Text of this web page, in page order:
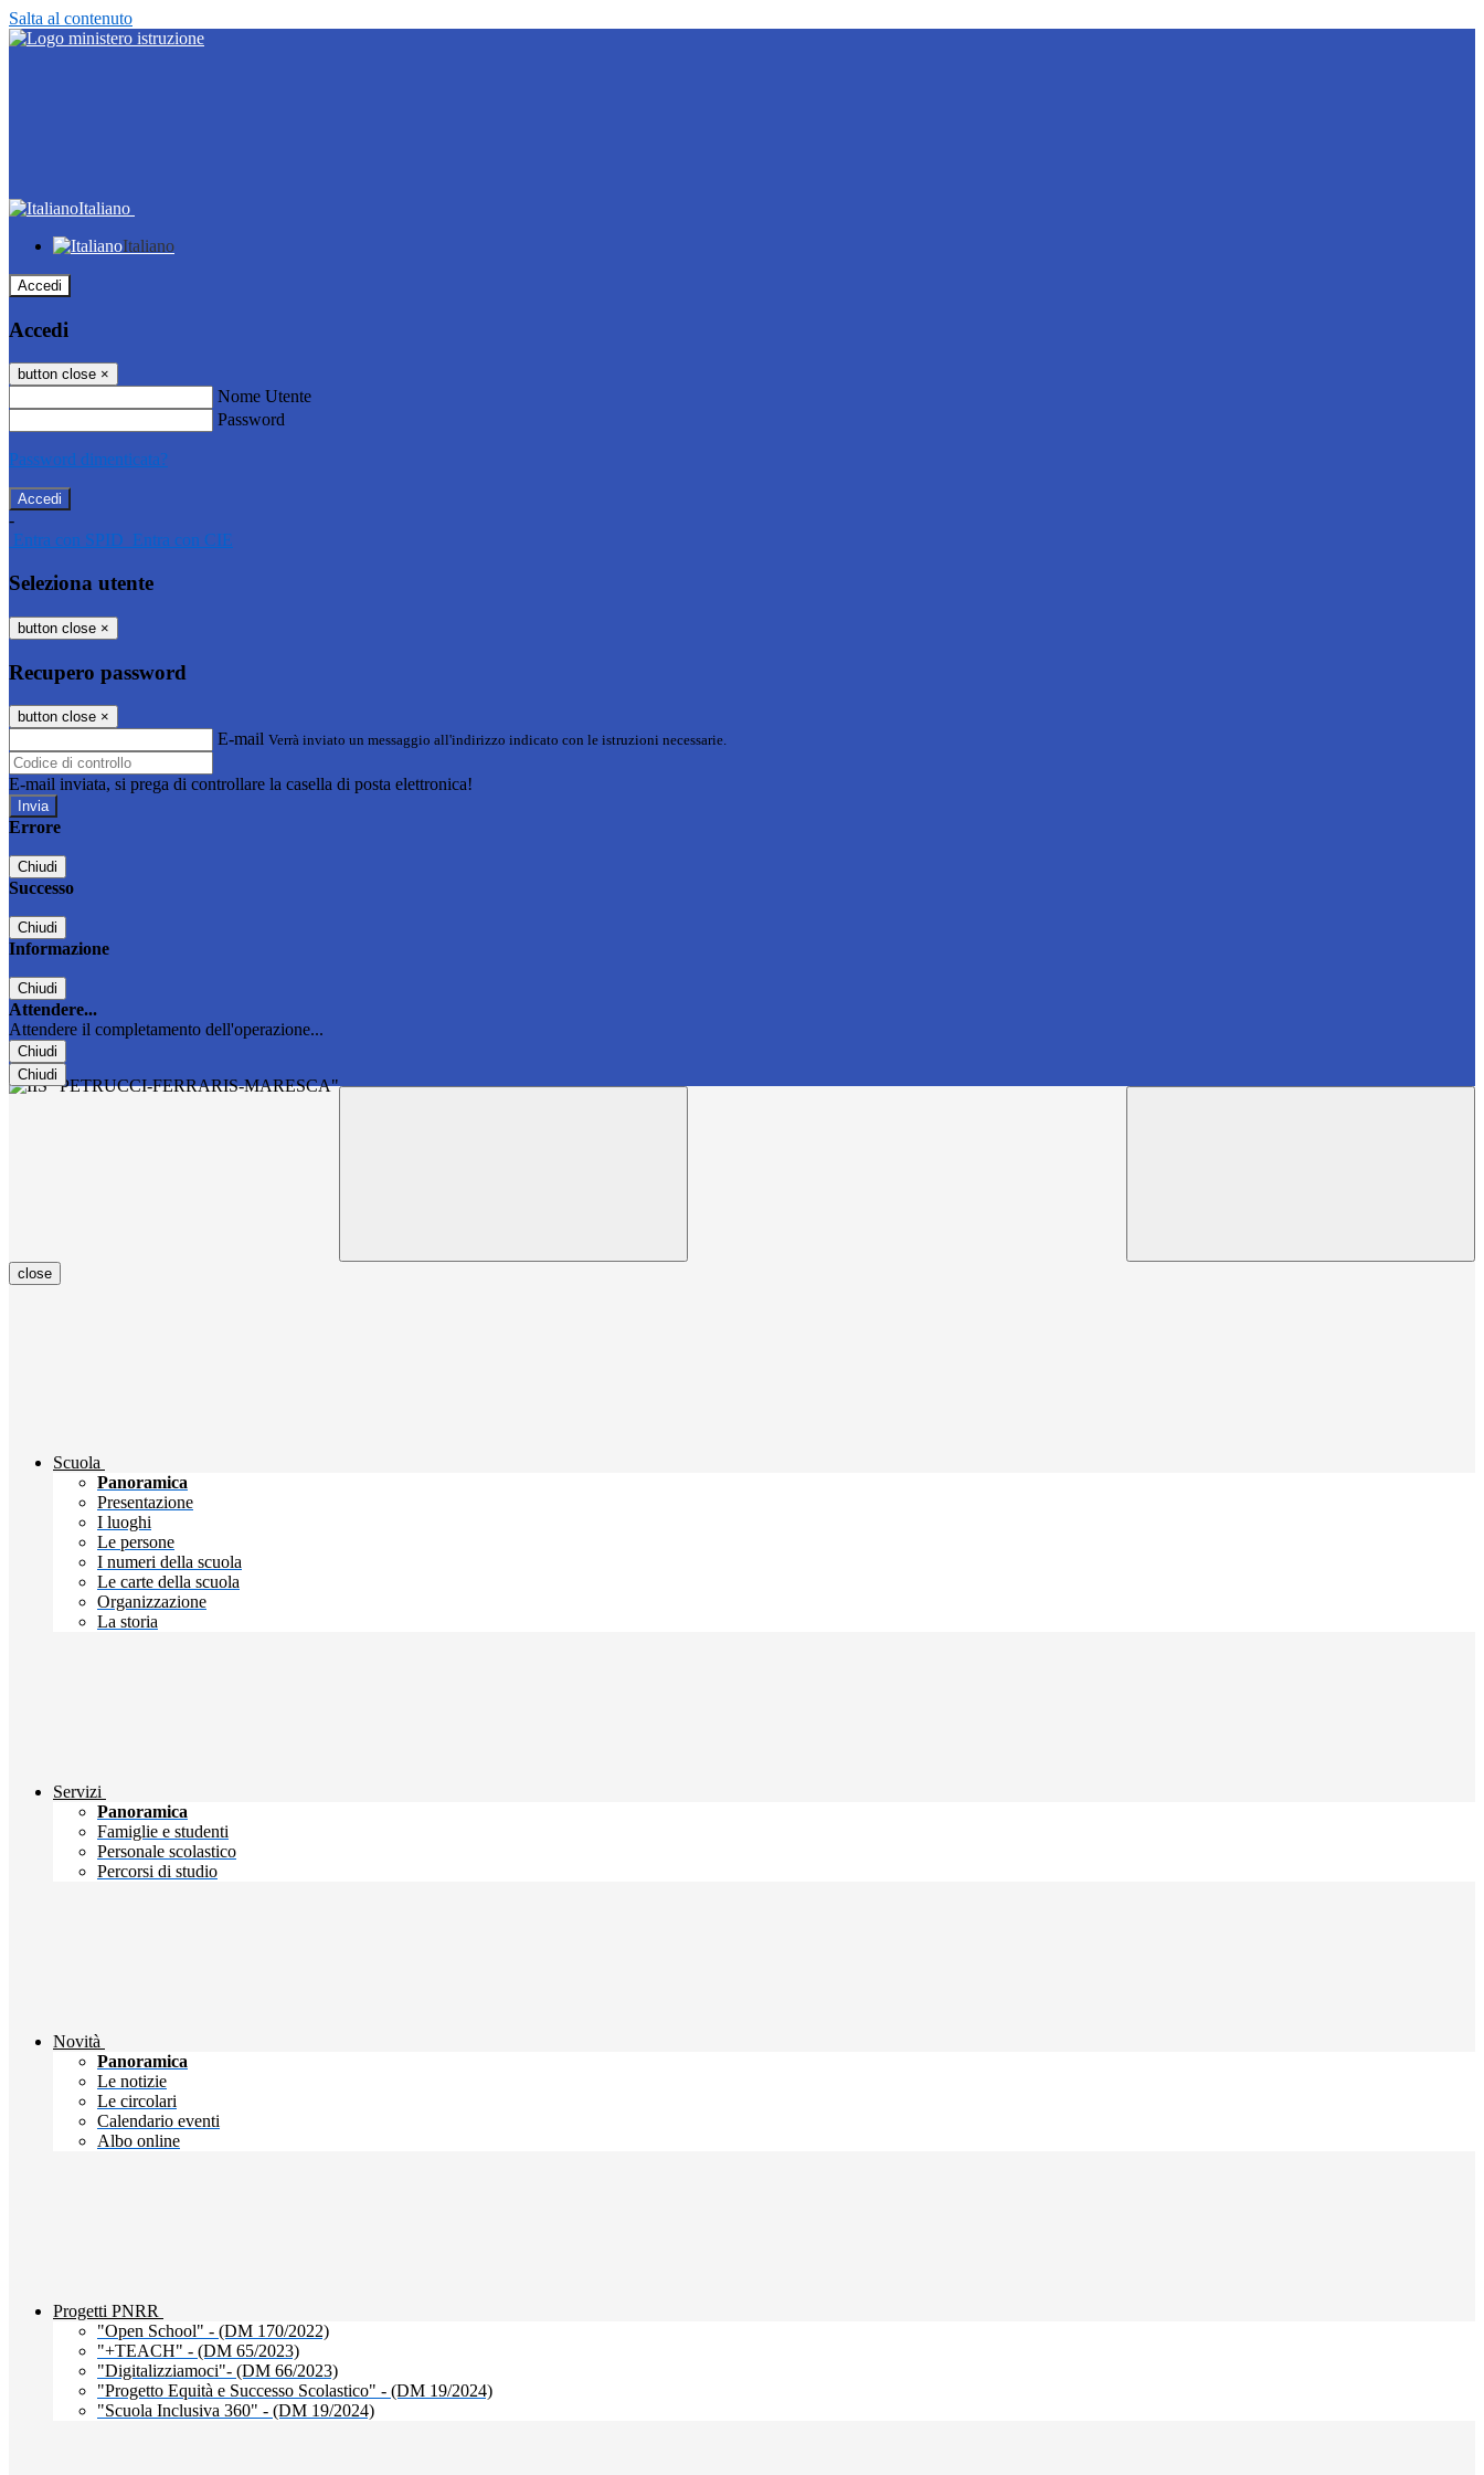
Salta al contenuto
Italiano
Italiano
Accedi
Accedi
button close ×
Nome Utente
Password
Password dimenticata?
-
Entra con SPID Entra con CIE
Seleziona utente
button close ×
Recupero password
button close ×
E-mail Verrà inviato un messaggio all'indirizzo indicato con le istruzioni necessarie.
E-mail inviata, si prega di controllare la casella di posta elettronica!
Errore
Chiudi
Successo
Chiudi
Informazione
Chiudi
Attendere...
Attendere il completamento dell'operazione...
Chiudi
Chiudi
close
Scuola
Panoramica
Presentazione
I luoghi
Le persone
I numeri della scuola
Le carte della scuola
Organizzazione
La storia
Servizi
Panoramica
Famiglie e studenti
Personale scolastico
Percorsi di studio
Novità
Panoramica
Le notizie
Le circolari
Calendario eventi
Albo online
Progetti PNRR
"Open School" - (DM 170/2022)
"+TEACH" - (DM 65/2023)
"Digitalizziamoci"- (DM 66/2023)
"Progetto Equità e Successo Scolastico" - (DM 19/2024)
"Scuola Inclusiva 360" - (DM 19/2024)